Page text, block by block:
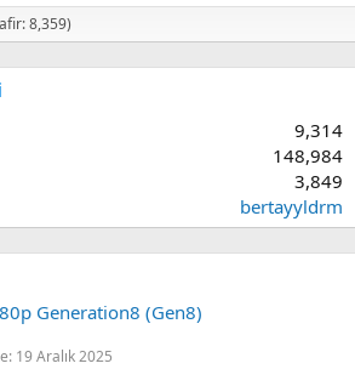
8,359)
9,314
148,984
3,849
bertayyldrm
Generation8 (Gen8)
19 Aralık 2025